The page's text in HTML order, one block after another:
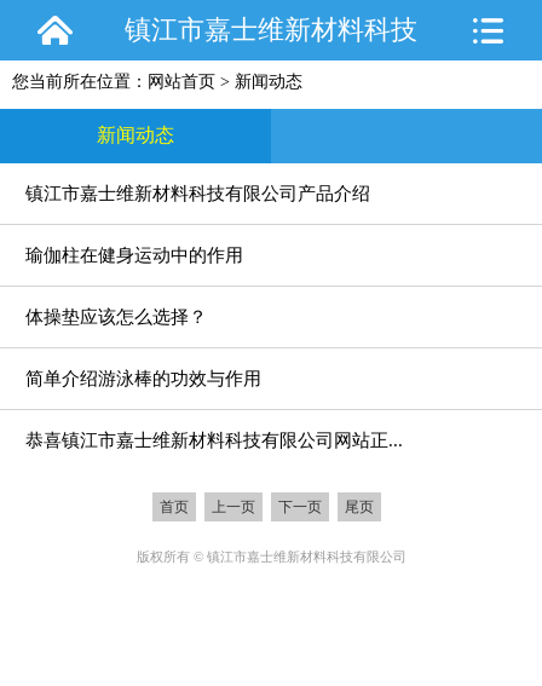
镇江市嘉士维新材料科技
有限公司
您当前所在位置： 网站首页 > 新闻动态
新闻动态
镇江市嘉士维新材料科技有限公司产品介绍
瑜伽柱在健身运动中的作用
体操垫应该怎么选择？
简单介绍游泳棒的功效与作用
恭喜镇江市嘉士维新材料科技有限公司网站正...
首页 上一页 下一页 尾页
版权所有 © 镇江市嘉士维新材料科技有限公司